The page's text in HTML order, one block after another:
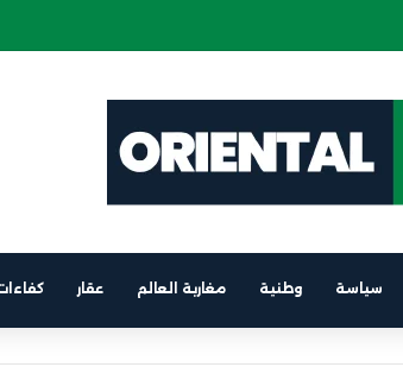
بين برشلونة والناظور
سياسة وطنية مغاربة العالم عقار